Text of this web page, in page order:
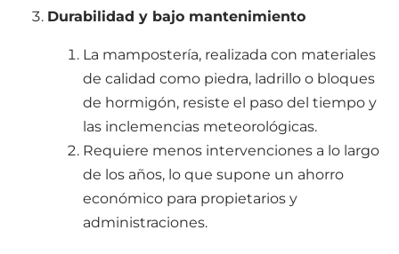
Durabilidad y bajo mantenimiento
La mampostería, realizada con materiales
de calidad como piedra, ladrillo o bloques
de hormigón, resiste el paso del tiempo y
las inclemencias meteorológicas.
Requiere menos intervenciones a lo largo
de los años, lo que supone un ahorro
económico para propietarios y
administraciones.